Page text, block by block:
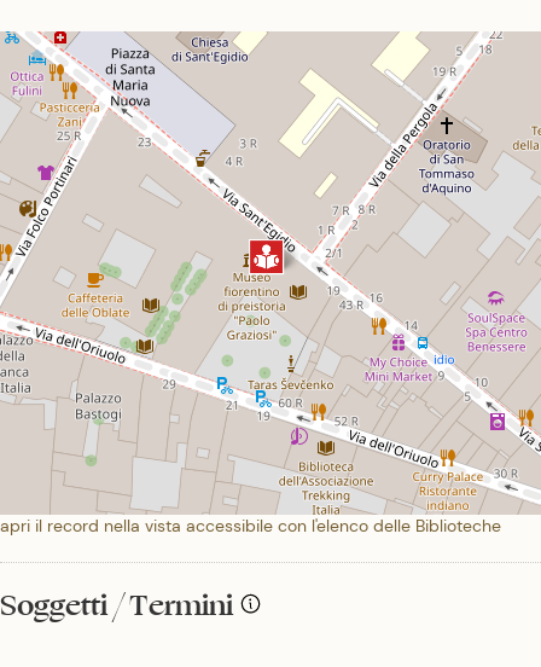
apri il record nella vista accessibile con l'elenco delle Biblioteche
Soggetti / Termini